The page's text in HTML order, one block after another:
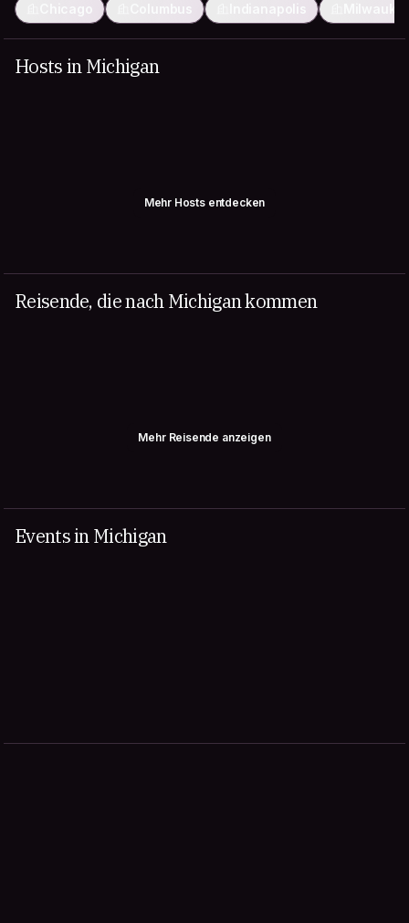
Chicago Columbus Indianapolis
Hosts in Michigan
Mehr Hosts entdecken
Reisende, die nach Michigan kommen
Mehr Reisende anzeigen
Events in Michigan